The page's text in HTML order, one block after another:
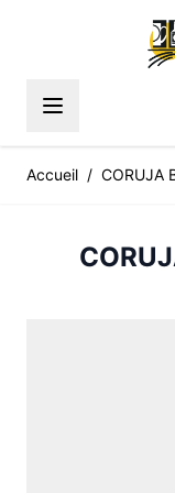
Accueil / CORUJA